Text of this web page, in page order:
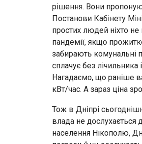
рішення. Вони
Постанови Кабінету
простих людей ніхто не
пандемії, якщо
забирають комунальні
сплачує без
Нагадаємо, що раніше
кВт/час. А зараз ціна
Тож в Дніпрі
влада не дослухається
населення Нікополю,